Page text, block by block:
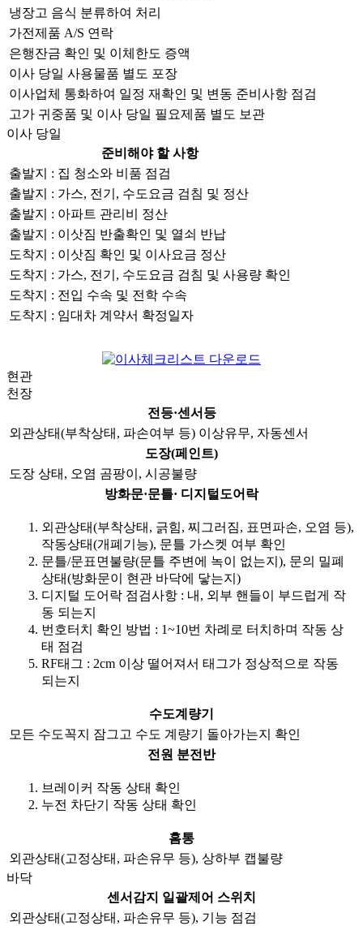
냉장고 음식 분류하여 처리
가전제품 A/S 연락
은행잔금 확인 및 이체한도 증액
이사 당일 사용물품 별도 포장
이사업체 통화하여 일정 재확인 및 변동 준비사항 점검
고가 귀중품 및 이사 당일 필요제품 별도 보관
이사 당일
준비해야 할 사항
출발지 : 집 청소와 비품 점검
출발지 : 가스, 전기, 수도요금 검침 및 정산
출발지 : 아파트 관리비 정산
출발지 : 이삿짐 반출확인 및 열쇠 반납
도착지 : 이삿짐 확인 및 이사요금 정산
도착지 : 가스, 전기, 수도요금 검침 및 사용량 확인
도착지 : 전입 수속 및 전학 수속
도착지 : 임대차 계약서 확정일자
현관
천장
전등·센서등
외관상태(부착상태, 파손여부 등) 이상유무, 자동센서
도장(페인트)
도장 상태, 오염 곰팡이, 시공불량
방화문·문틀· 디지털도어락
외관상태(부착상태, 긁힘, 찌그러짐, 표면파손, 오염 등),
작동상태(개폐기능), 문틀 가스켓 여부 확인
문틀/문표면불량(문틀 주변에 녹이 없는지), 문의 밀폐
상태(방화문이 현관 바닥에 닿는지)
디지털 도어락 점검사항 : 내, 외부 핸들이 부드럽게 작
동 되는지
번호터치 확인 방법 : 1~10번 차례로 터치하며 작동 상
태 점검
RF태그 : 2cm 이상 떨어져서 태그가 정상적으로 작동
되는지
수도계량기
모든 수도꼭지 잠그고 수도 계량기 돌아가는지 확인
전원 분전반
브레이커 작동 상태 확인
누전 차단기 작동 상태 확인
홈통
외관상태(고정상태, 파손유무 등), 상하부 캡불량
바닥
센서감지 일괄제어 스위치
외관상태(고정상태, 파손유무 등), 기능 점검